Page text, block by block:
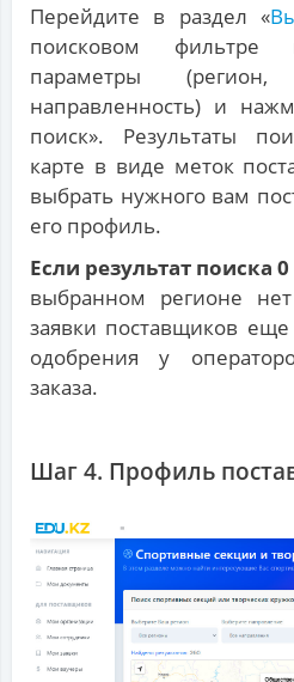
Перейдите в раздел «
поисковом фильтре
параметры
направленность) и
поиск». Результаты
карте в виде меток
выбрать нужного вам
его профиль.
Если результат поиска 0
выбранном регионе
заявки поставщиков
одобрения у
заказа.
Шаг 4. Профиль